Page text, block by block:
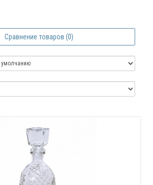
Сравнение товаров (0)